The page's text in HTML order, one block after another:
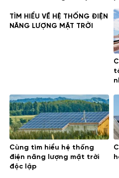
TÌM HIỂU VỀ HỆ THỐNG ĐIỆN
NĂNG LƯỢNG MẶT TRỜI
Cùng tìm hiểu hệ thống
điện năng lượng mặt trời
độc lập